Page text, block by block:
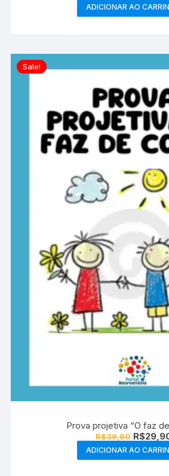
original
era:
ADICIONAR AO
Sale!
Prova projetiva “O faz
R$39,90 O
preço
original
era:
R$
ADICIONAR AO